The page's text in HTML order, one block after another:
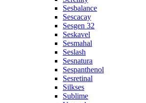
Sesbalance
Sescacay
Sesgen 32
Seskavel
Sesmahal
Seslash
Sesnatura
Sespanthenol
Sesretinal
Silkses
Sublime